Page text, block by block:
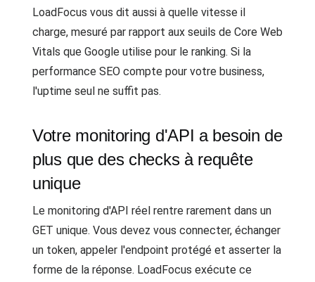
LoadFocus vous dit aussi à quelle vitesse il
charge, mesuré par rapport aux seuils de Core Web
Vitals que Google utilise pour le ranking. Si la
performance SEO compte pour votre business,
l'uptime seul ne suffit pas.
Votre monitoring d'API a besoin de
plus que des checks à requête
unique
Le monitoring d'API réel rentre rarement dans un
GET unique. Vous devez vous connecter, échanger
un token, appeler l'endpoint protégé et asserter la
forme de la réponse. LoadFocus exécute ce